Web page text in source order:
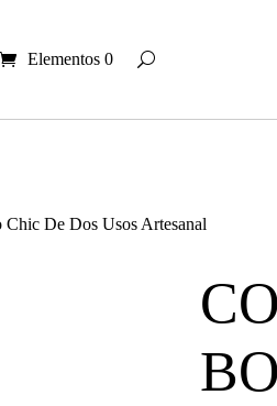
Elementos 0
De Dos Usos Artesanal